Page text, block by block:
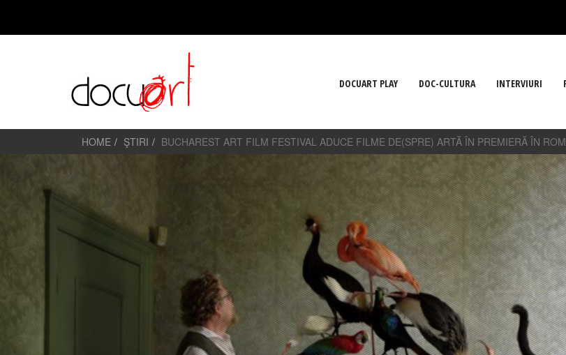
DOCUART PLAY DOC-CULTURA INTERVIURI
HOME ŞTIRI BUCHAREST ART FILM FESTIVAL ADUCE FILME DE(SPRE) ARTĂ ÎN PREMIERĂ ÎN